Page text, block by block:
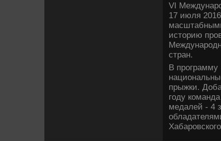
VI
17 июля
истοрию
стран.
В программу
прыжки.
году
медалей - 4